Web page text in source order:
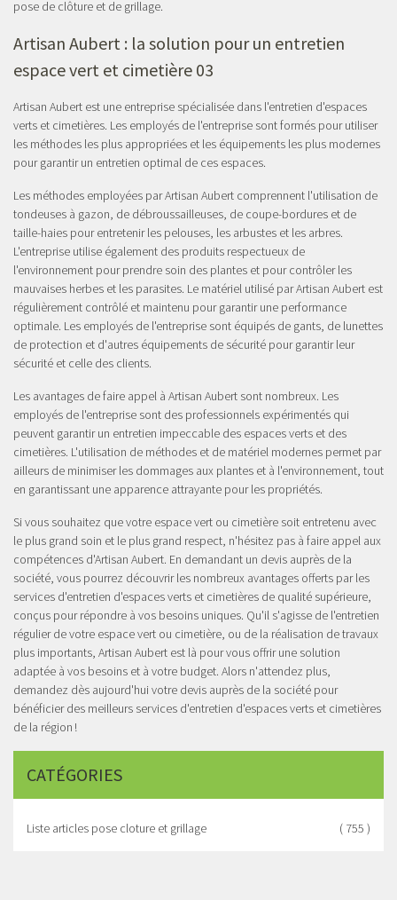
pose de clôture et de grillage.
Artisan Aubert : la solution pour un entretien
espace vert et cimetière 03
Artisan Aubert est une entreprise spécialisée dans l'entretien d'espaces
verts et cimetières. Les employés de l'entreprise sont formés pour utiliser
les méthodes les plus appropriées et les équipements les plus modernes
pour garantir un entretien optimal de ces espaces.
Les méthodes employées par Artisan Aubert comprennent l'utilisation de
tondeuses à gazon, de débroussailleuses, de coupe-bordures et de
taille-haies pour entretenir les pelouses, les arbustes et les arbres.
L'entreprise utilise également des produits respectueux de
l'environnement pour prendre soin des plantes et pour contrôler les
mauvaises herbes et les parasites. Le matériel utilisé par Artisan Aubert est
régulièrement contrôlé et maintenu pour garantir une performance
optimale. Les employés de l'entreprise sont équipés de gants, de lunettes
de protection et d'autres équipements de sécurité pour garantir leur
sécurité et celle des clients.
Les avantages de faire appel à Artisan Aubert sont nombreux. Les
employés de l'entreprise sont des professionnels expérimentés qui
peuvent garantir un entretien impeccable des espaces verts et des
cimetières. L'utilisation de méthodes et de matériel modernes permet par
ailleurs de minimiser les dommages aux plantes et à l'environnement, tout
en garantissant une apparence attrayante pour les propriétés.
Si vous souhaitez que votre espace vert ou cimetière soit entretenu avec
le plus grand soin et le plus grand respect, n'hésitez pas à faire appel aux
compétences d'Artisan Aubert. En demandant un devis auprès de la
société, vous pourrez découvrir les nombreux avantages offerts par les
services d'entretien d'espaces verts et cimetières de qualité supérieure,
conçus pour répondre à vos besoins uniques. Qu'il s'agisse de l'entretien
régulier de votre espace vert ou cimetière, ou de la réalisation de travaux
plus importants, Artisan Aubert est là pour vous offrir une solution
adaptée à vos besoins et à votre budget. Alors n'attendez plus,
demandez dès aujourd'hui votre devis auprès de la société pour
bénéficier des meilleurs services d'entretien d'espaces verts et cimetières
de la région !
CATÉGORIES
Liste articles pose cloture et grillage ( 755 )